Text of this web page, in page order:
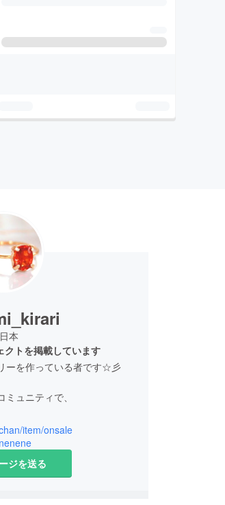
日本
クトを掲載しています
ーを作っている者です☆彡
ュニティで、
なと思っております
item/onsale
ジを送る